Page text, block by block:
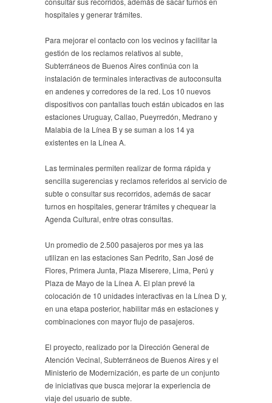
hospitales y generar trámites.
Para mejorar el contacto con los vecinos y facilitar la
gestión de los reclamos relativos al subte,
Subterráneos de Buenos Aires continúa con la
instalación de terminales interactivas de autoconsulta
en andenes y corredores de la red. Los 10 nuevos
dispositivos con pantallas touch están ubicados en las
estaciones Uruguay, Callao, Pueyrredón, Medrano y
Malabia de la Línea B y se suman a los 14 ya
existentes en la Línea A.
Las terminales permiten realizar de forma rápida y
sencilla sugerencias y reclamos referidos al servicio de
subte o consultar sus recorridos, además de sacar
turnos en hospitales, generar trámites y chequear la
Agenda Cultural, entre otras consultas.
Un promedio de 2.500 pasajeros por mes ya las
utilizan en las estaciones San Pedrito, San José de
Flores, Primera Junta, Plaza Miserere, Lima, Perú y
Plaza de Mayo de la Línea A. El plan prevé la
colocación de 10 unidades interactivas en la Línea D y,
en una etapa posterior, habilitar más en estaciones y
combinaciones con mayor flujo de pasajeros.
El proyecto, realizado por la Dirección General de
Atención Vecinal, Subterráneos de Buenos Aires y el
Ministerio de Modernización, es parte de un conjunto
de iniciativas que busca mejorar la experiencia de
viaje del usuario de subte.